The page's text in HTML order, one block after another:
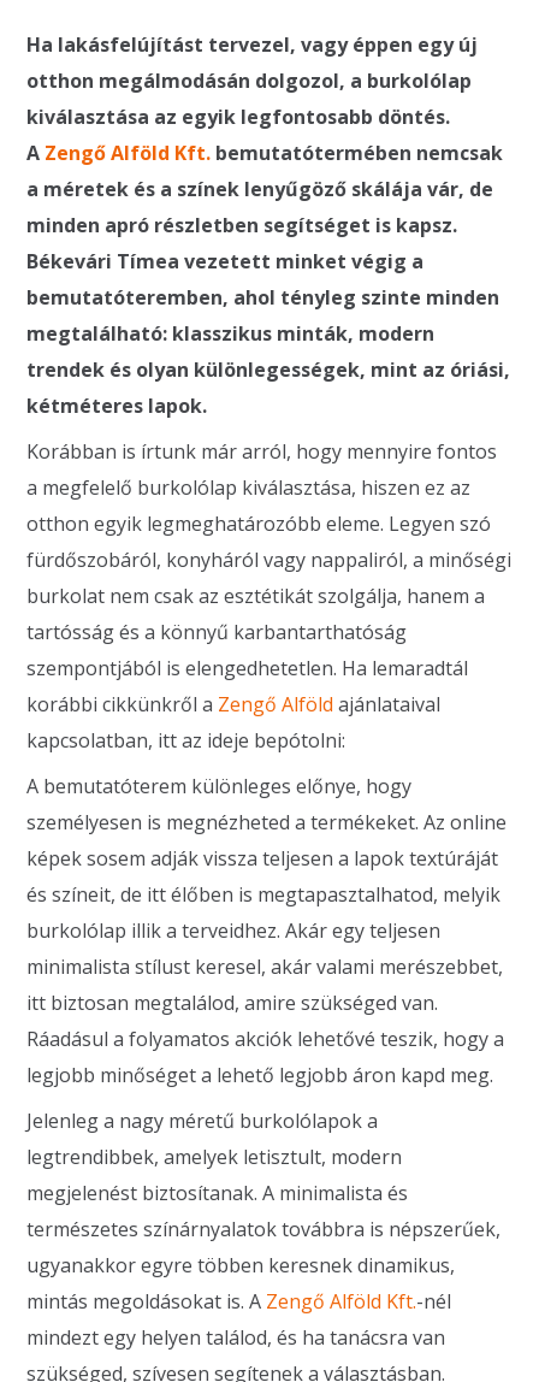
Ha lakásfelújítást tervezel, vagy éppen egy új
otthon megálmodásán dolgozol, a burkolólap
kiválasztása az egyik legfontosabb döntés.
A Zengő Alföld Kft. bemutatótermében nemcsak
a méretek és a színek lenyűgöző skálája vár, de
minden apró részletben segítséget is kapsz.
Békevári Tímea vezetett minket végig a
bemutatóteremben, ahol tényleg szinte minden
megtalálható: klasszikus minták, modern
trendek és olyan különlegességek, mint az óriási,
kétméteres lapok.
Korábban is írtunk már arról, hogy mennyire fontos
a megfelelő burkolólap kiválasztása, hiszen ez az
otthon egyik legmeghatározóbb eleme. Legyen szó
fürdőszobáról, konyháról vagy nappaliról, a minőségi
burkolat nem csak az esztétikát szolgálja, hanem a
tartósság és a könnyű karbantarthatóság
szempontjából is elengedhetetlen. Ha lemaradtál
korábbi cikkünkről a Zengő Alföld ajánlataival
kapcsolatban, itt az ideje bepótolni:
A bemutatóterem különleges előnye, hogy
személyesen is megnézheted a termékeket. Az online
képek sosem adják vissza teljesen a lapok textúráját
és színeit, de itt élőben is megtapasztalhatod, melyik
burkolólap illik a terveidhez. Akár egy teljesen
minimalista stílust keresel, akár valami merészebbet,
itt biztosan megtalálod, amire szükséged van.
Ráadásul a folyamatos akciók lehetővé teszik, hogy a
legjobb minőséget a lehető legjobb áron kapd meg.
Jelenleg a nagy méretű burkolólapok a
legtrendibbek, amelyek letisztult, modern
megjelenést biztosítanak. A minimalista és
természetes színárnyalatok továbbra is népszerűek,
ugyanakkor egyre többen keresnek dinamikus,
mintás megoldásokat is. A Zengő Alföld Kft.-nél
mindezt egy helyen találod, és ha tanácsra van
szükséged, szívesen segítenek a választásban.